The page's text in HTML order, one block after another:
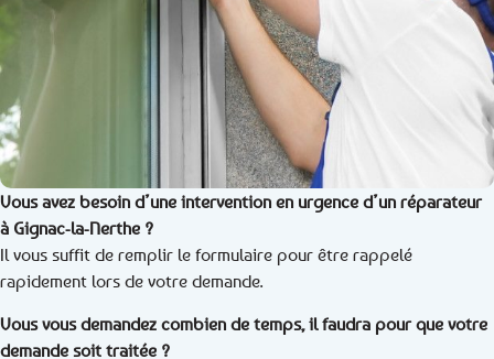
Vous avez besoin d’une intervention en urgence d’un réparateur
à Gignac-la-Nerthe ?
Il vous suffit de remplir le formulaire pour être rappelé
rapidement lors de votre demande.
Vous vous demandez combien de temps, il faudra pour que votre
demande soit traitée ?